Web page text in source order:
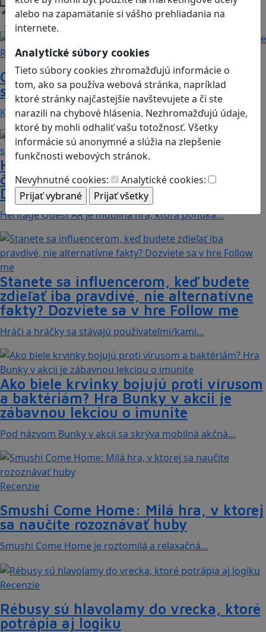
alebo na zapamätanie si vášho prehliadania na
internete.
Analytické súbory cookies
Tieto súbory cookies zhromažďujú informácie o
tom, ako sa používa webová stránka, napríklad
ktoré stránky najčastejšie navštevujete a či ste
narazili na chybové hlásenia. Nezhromažďujú údaje,
ktoré by mohli odhaliť vašu totožnosť. Všetky
informácie sú anonymné a slúžia na zlepšenie
funkčnosti webových stránok.
Nevyhnutné cookies:
Analytické cookies:
Načítam blogy
Recenzie
Otestujete a rozšírte svoje znalosti o
svete s hrou Erudite
Kvíz zahŕňa otázky z mnohých vedných odborov a…
Heritage Quest AR: Vráťte sa do
časov, keď Rímska ríša siahala až po
Dunaj
Heritage Quest AR je mobilná hra, ktorá ponúka…
Stanete sa influencerom, keď budete
zdieľať iba pravdivé, nie alternatívne
fakty? Dozviete sa v hre Follow me
Hráči a hráčky sa stávajú používateľmi/kami…
Ako biele krvinky bojujú proti vírusom
a baktériám? Hra Bunky v akcii je
zábavnou lekciou o imunite
Pod názvom Bunky v akcii sa skrýva mobilná akčná…
Recenzie
Smushi Come Home: Milá hra, v ktorej
sa naučíte rozoznávať huby
Smushi Come Home je roztomilá a relaxačná…
Recenzie
Rébusy sú hlavolamy do vrecka, ktoré
potrápia aj logiku